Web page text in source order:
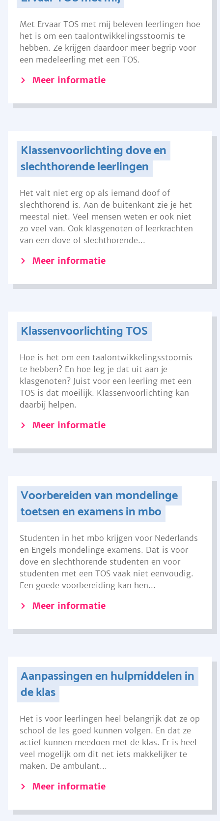
Met Ervaar TOS met mij beleven leerlingen hoe
het is om een taalontwikkelingsstoornis te
hebben. Ze krijgen daardoor meer begrip voor
een medeleerling met een TOS.
Meer informatie
Klassenvoorlichting dove en
slechthorende leerlingen
Het valt niet erg op als iemand doof of
slechthorend is. Aan de buitenkant zie je het
meestal niet. Veel mensen weten er ook niet
zo veel van. Ook klasgenoten of leerkrachten
van een dove of slechthorende...
Meer informatie
Klassenvoorlichting TOS
Hoe is het om een taalontwikkelingsstoornis
te hebben? En hoe leg je dat uit aan je
klasgenoten? Juist voor een leerling met een
TOS is dat moeilijk. Klassenvoorlichting kan
daarbij helpen.
Meer informatie
Voorbereiden van mondelinge
toetsen en examens in mbo
Studenten in het mbo krijgen voor Nederlands
en Engels mondelinge examens. Dat is voor
dove en slechthorende studenten en voor
studenten met een TOS vaak niet eenvoudig.
Een goede voorbereiding kan hen...
Meer informatie
Aanpassingen en hulpmiddelen in
de klas
Het is voor leerlingen heel belangrijk dat ze op
school de les goed kunnen volgen. En dat ze
actief kunnen meedoen met de klas. Er is heel
veel mogelijk om dit net iets makkelijker te
maken. De ambulant...
Meer informatie